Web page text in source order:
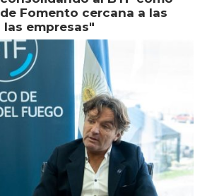
Fomento cercana a las
empresas"